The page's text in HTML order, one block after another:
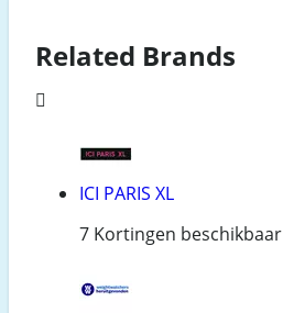
Related Brands
ICI PARIS XL
7 Kortingen beschikbaar